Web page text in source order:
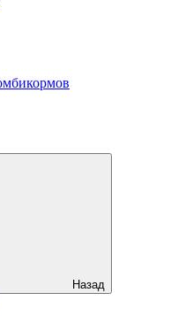
Назад